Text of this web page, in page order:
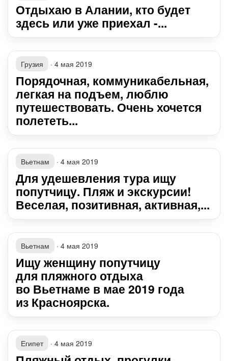
Отдыхаю в Алании, кто будет
здесь или уже приехал -...
Грузия · 4 мая 2019
Порядочная, коммуникабельная,
легкая на подъем, люблю
путешествовать. Очень хочется
полететь...
Вьетнам · 4 мая 2019
Для удешевления тура ищу
попутчицу. Пляж и экскурсии!
Веселая, позитивная, активная,...
Вьетнам · 4 мая 2019
Ищу женщину попутчицу
для пляжного отдыха
во Вьетнаме в мае 2019 года
из Красноярска.
Египет · 4 мая 2019